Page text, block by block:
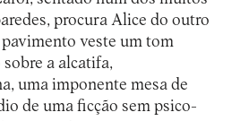
procura Alice do outro
veste um tom
a alcatifa,
uma imponente mesa de
de uma ficção sem psico-